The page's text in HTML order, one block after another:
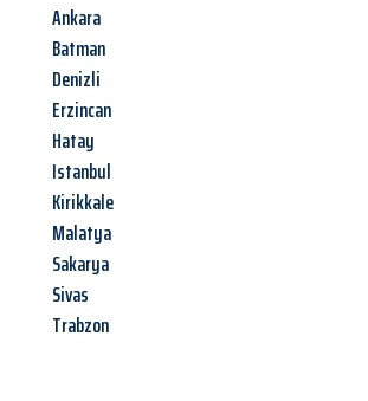
Ankara
Batman
Denizli
Erzincan
Hatay
Istanbul
Kirikkale
Malatya
Sakarya
Sivas
Trabzon